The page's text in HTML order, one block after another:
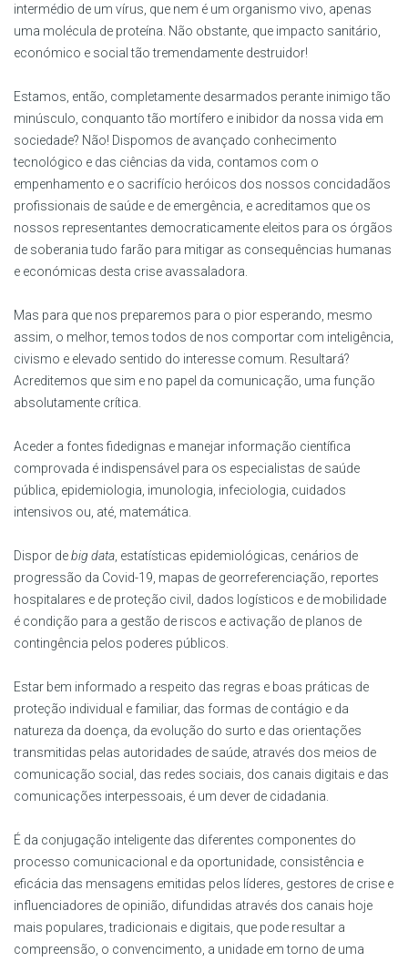
intermédio de um vírus, que nem é um organismo vivo, apenas
uma molécula de proteína. Não obstante, que impacto sanitário,
económico e social tão tremendamente destruidor!
Estamos, então, completamente desarmados perante inimigo tão
minúsculo, conquanto tão mortífero e inibidor da nossa vida em
sociedade? Não! Dispomos de avançado conhecimento
tecnológico e das ciências da vida, contamos com o
empenhamento e o sacrifício heróicos dos nossos concidadãos
profissionais de saúde e de emergência, e acreditamos que os
nossos representantes democraticamente eleitos para os órgãos
de soberania tudo farão para mitigar as consequências humanas
e económicas desta crise avassaladora.
Mas para que nos preparemos para o pior esperando, mesmo
assim, o melhor, temos todos de nos comportar com inteligência,
civismo e elevado sentido do interesse comum. Resultará?
Acreditemos que sim e no papel da comunicação, uma função
absolutamente crítica.
Aceder a fontes fidedignas e manejar informação científica
comprovada é indispensável para os especialistas de saúde
pública, epidemiologia, imunologia, infeciologia, cuidados
intensivos ou, até, matemática.
Dispor debig data , estatísticas epidemiológicas, cenários de
progressão da Covid-19, mapas de georreferenciação, reportes
hospitalares e de proteção civil, dados logísticos e de mobilidade
é condição para a gestão de riscos e activação de planos de
contingência pelos poderes públicos.
Estar bem informado a respeito das regras e boas práticas de
proteção individual e familiar, das formas de contágio e da
natureza da doença, da evolução do surto e das orientações
transmitidas pelas autoridades de saúde, através dos meios de
comunicação social, das redes sociais, dos canais digitais e das
comunicações interpessoais, é um dever de cidadania.
É da conjugação inteligente das diferentes componentes do
processo comunicacional e da oportunidade, consistência e
eficácia das mensagens emitidas pelos líderes, gestores de crise e
influenciadores de opinião, difundidas através dos canais hoje
mais populares, tradicionais e digitais, que pode resultar a
compreensão, o convencimento, a unidade em torno de uma